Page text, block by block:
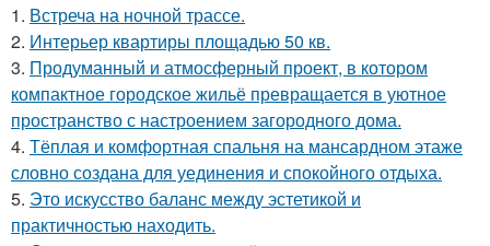
1. Встреча на ночной трассе.
2. Интерьер квартиры площадью 50 кв.
3. Продуманный и атмосферный проект, в котором
компактное городское жильё превращается в уютное
пространство с настроением загородного дома.
4. Тёплая и комфортная спальня на мансардном этаже
словно создана для уединения и спокойного отдыха.
5. Это искусство баланс между эстетикой и
практичностью находить.